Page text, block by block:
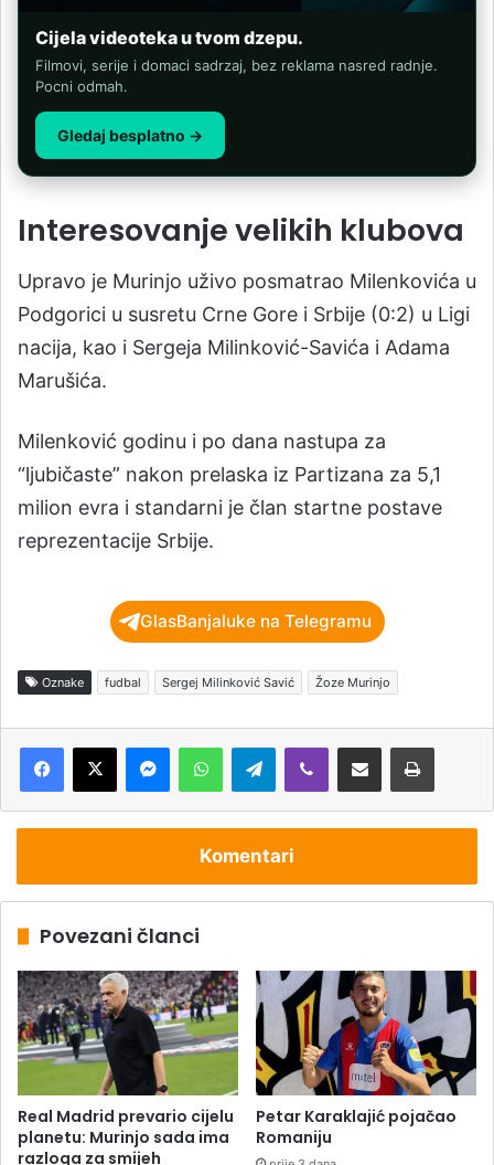
Cijela videoteka u tvom dzepu.
Filmovi, serije i domaci sadrzaj, bez reklama nasred radnje.
Pocni odmah.
Gledaj besplatno →
Interesovanje velikih klubova
Upravo je Murinjo uživo posmatrao Milenkovića u
Podgorici u susretu Crne Gore i Srbije (0:2) u Ligi
nacija, kao i Sergeja Milinković-Savića i Adama
Marušića.
Milenković godinu i po dana nastupa za
“ljubičaste” nakon prelaska iz Partizana za 5,1
milion evra i standarni je član startne postave
reprezentacije Srbije.
GlasBanjaluke na Telegramu
Oznake fudbal Sergej Milinković Savić Žoze Murinjo
Telegram
Komentari
Povezani članci
Real Madrid prevario cijelu
planetu: Murinjo sada ima
razloga za smijeh
Petar Karaklajić pojačao
Romaniju